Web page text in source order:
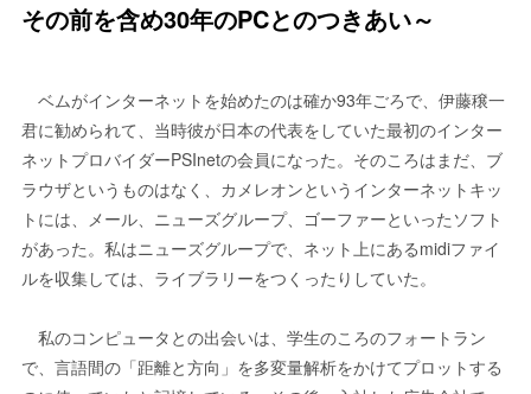
その前を含め30年のPCとのつきあい～
ベムがインターネットを始めたのは確か93年ごろで、伊藤穣一
君に勧められて、当時彼が日本の代表をしていた最初のインター
ネットプロバイダーPSInetの会員になった。そのころはまだ、ブ
ラウザというものはなく、カメレオンというインターネットキッ
トには、メール、ニューズグループ、ゴーファーといったソフト
があった。私はニューズグループで、ネット上にあるmidiファイ
ルを収集しては、ライブラリーをつくったりしていた。
私のコンピュータとの出会いは、学生のころのフォートラン
で、言語間の「距離と方向」を多変量解析をかけてプロットする